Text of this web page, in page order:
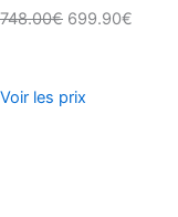
748.00€ 699.90€
Voir les prix